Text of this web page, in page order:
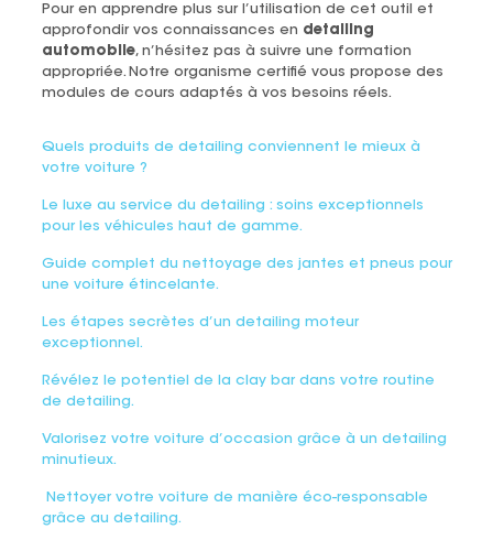
Pour en apprendre plus sur l’utilisation de cet outil et
approfondir vos connaissances en detailing
automobile, n’hésitez pas à suivre une formation
appropriée. Notre organisme certifié vous propose des
modules de cours adaptés à vos besoins réels.
Quels produits de detailing conviennent le mieux à
votre voiture ?
Le luxe au service du detailing : soins exceptionnels
pour les véhicules haut de gamme.
Guide complet du nettoyage des jantes et pneus pour
une voiture étincelante.
Les étapes secrètes d’un detailing moteur
exceptionnel.
Révélez le potentiel de la clay bar dans votre routine
de detailing.
Valorisez votre voiture d’occasion grâce à un detailing
minutieux.
Nettoyer votre voiture de manière éco-responsable
grâce au detailing.